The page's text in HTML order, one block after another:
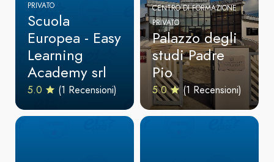
PRIVATO
Scuola
Europea - Easy
Learning
Academy srl
5.0 (1 Recensioni)
CENTRO DI FORMAZIONE
PRIVATO
Palazzo degli
studi Padre
Pio
5.0 (1 Recensioni)